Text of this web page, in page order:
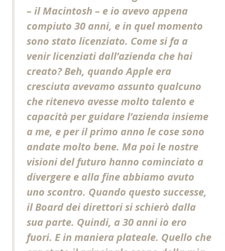
– il Macintosh – e io avevo appena
compiuto 30 anni, e in quel momento
sono stato licenziato. Come si fa a
venir licenziati dall’azienda che hai
creato? Beh, quando Apple era
cresciuta avevamo assunto qualcuno
che ritenevo avesse molto talento e
capacità per guidare l’azienda insieme
a me, e per il primo anno le cose sono
andate molto bene. Ma poi le nostre
visioni del futuro hanno cominciato a
divergere e alla fine abbiamo avuto
uno scontro. Quando questo successe,
il Board dei direttori si schierò dalla
sua parte. Quindi, a 30 anni io ero
fuori. E in maniera plateale. Quello che